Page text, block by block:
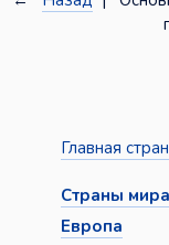
Главная
Страны мира
Европа